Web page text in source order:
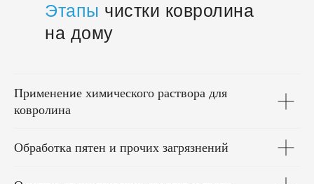
Этапы чистки ковролина
на дому
Применение химического раствора для
ковролина
Обработка пятен и прочих загрязнений